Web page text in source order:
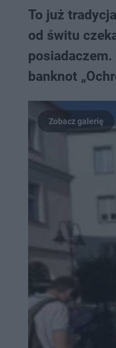
To już
od świtu
banknot